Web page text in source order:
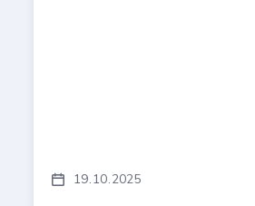
19 10 2025